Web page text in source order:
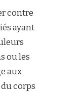
contre
ayant
ou les
aux
corps